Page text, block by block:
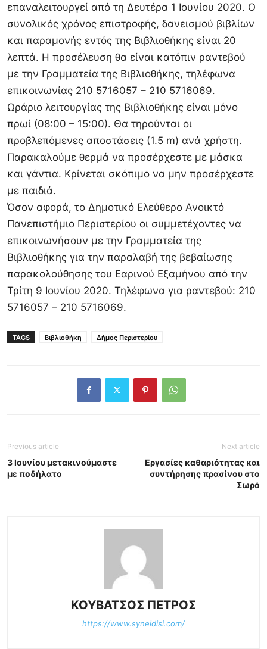
επαναλειτουργεί από τη Δευτέρα 1 Ιουνίου 2020. Ο
συνολικός χρόνος επιστροφής, δανεισμού βιβλίων
και παραμονής εντός της Βιβλιοθήκης είναι 20
λεπτά. Η προσέλευση θα είναι κατόπιν ραντεβού
με την Γραμματεία της Βιβλιοθήκης, τηλέφωνα
επικοινωνίας 210 5716057 – 210 5716069.
Ωράριο λειτουργίας της Βιβλιοθήκης είναι μόνο
πρωί (08:00 – 15:00). Θα τηρούνται οι
προβλεπόμενες αποστάσεις (1.5 m) ανά χρήστη.
Παρακαλούμε θερμά να προσέρχεστε με μάσκα
και γάντια. Κρίνεται σκόπιμο να μην προσέρχεστε
με παιδιά.
Όσον αφορά, το Δημοτικό Ελεύθερο Ανοικτό
Πανεπιστήμιο Περιστερίου οι συμμετέχοντες να
επικοινωνήσουν με την Γραμματεία της
Βιβλιοθήκης για την παραλαβή της βεβαίωσης
παρακολούθησης του Εαρινού Εξαμήνου από την
Τρίτη 9 Ιουνίου 2020. Τηλέφωνα για ραντεβού: 210
5716057 – 210 5716069.
TAGS Βιβλιοθήκη Δήμος Περιστερίου
Previous article
3 Ιουνίου μετακινούμαστε
με ποδήλατο
Next article
Εργασίες καθαριότητας και
συντήρησης πρασίνου στο
Σωρό
ΚΟΥΒΑΤΣΟΣ ΠΕΤΡΟΣ
https://www.syneidisi.com/